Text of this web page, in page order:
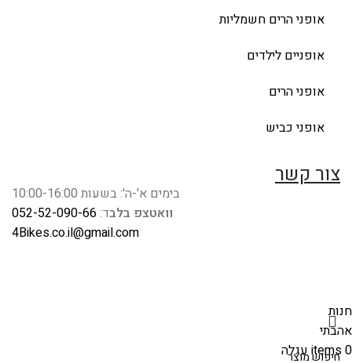
אופני הרים חשמליות
אופניים לילדים
אופני הרים
אופני כביש
צור קשר
בימים א'-ה': בשעות 10:00-16:00
וואטצפ בלבד:052-52-090-66
4Bikes.co.il@gmail.com
חנות
אהבתי
0
itemsעגלה